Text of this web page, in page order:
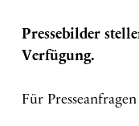
Pressebilder
Verfügung.
Für